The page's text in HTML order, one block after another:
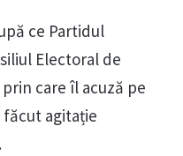
ce Partidul
Electoral de
care îl acuză pe
agitație